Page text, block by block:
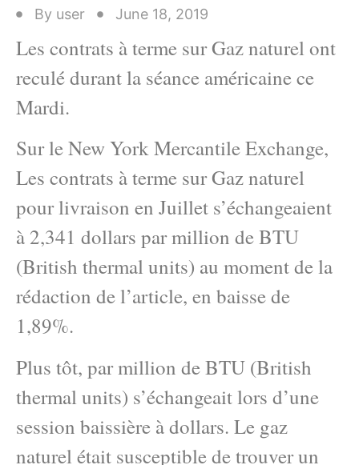
By user June 18, 2019
Les contrats à terme sur Gaz naturel ont
reculé durant la séance américaine ce
Mardi.
Sur le New York Mercantile Exchange,
Les contrats à terme sur Gaz naturel
pour livraison en Juillet s’échangeaient
à 2,341 dollars par million de BTU
(British thermal units) au moment de la
rédaction de l’article, en baisse de
1,89%.
Plus tôt, par million de BTU (British
thermal units) s’échangeait lors d’une
session baissière à dollars. Le gaz
naturel était susceptible de trouver un